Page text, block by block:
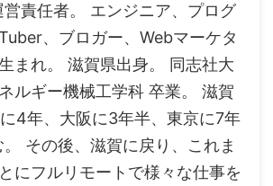
責任者。 エンジニア、プログ
、ブロガー、Webマーケタ
まれ。 滋賀県出身。 同志社大
ルギー機械工学科 卒業。 滋賀
4年、大阪に3年半、東京に7年
その後、滋賀に戻り、これま
にフルリモートで様々な仕事を